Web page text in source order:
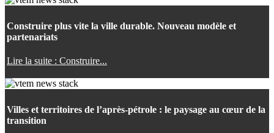
Construire plus vite la ville durable. Nouveau modèle et
partenariats
Lire la suite : Construire...
Villes et territoires de l’après-pétrole : le paysage au cœur de la
transition